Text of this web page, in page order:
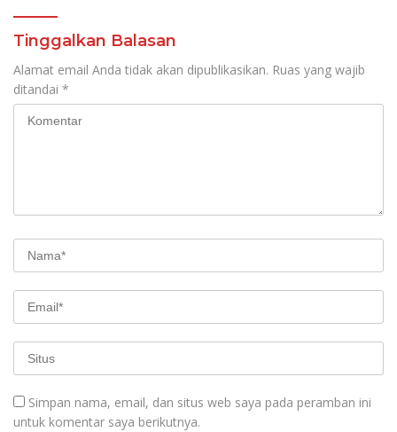
Tinggalkan Balasan
Alamat email Anda tidak akan dipublikasikan. Ruas yang wajib
ditandai *
Simpan nama, email, dan situs web saya pada peramban ini
untuk komentar saya berikutnya.